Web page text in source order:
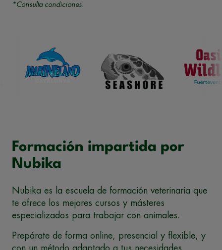
*Consulta condiciones.
Formación impartida por
Nubika
Nubika es la escuela de formación veterinaria que
te ofrece los mejores cursos y másteres
especializados para trabajar con animales.
Prepárate de forma online, presencial y flexible, y
con un método adaptado a tus necesidades.